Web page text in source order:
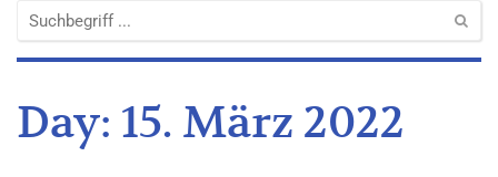
Day: 15. März 2022